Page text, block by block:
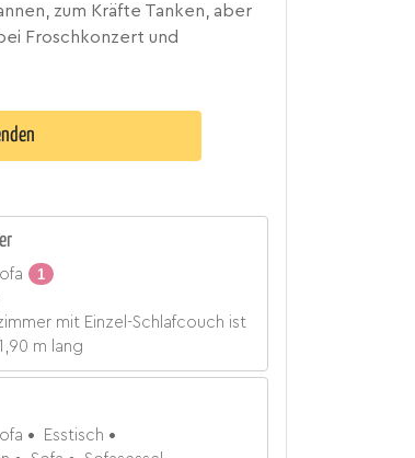
zum Kräfte Tanken, aber
Froschkonzert und
1
mit Einzel-Schlafcouch ist
m lang
Esstisch